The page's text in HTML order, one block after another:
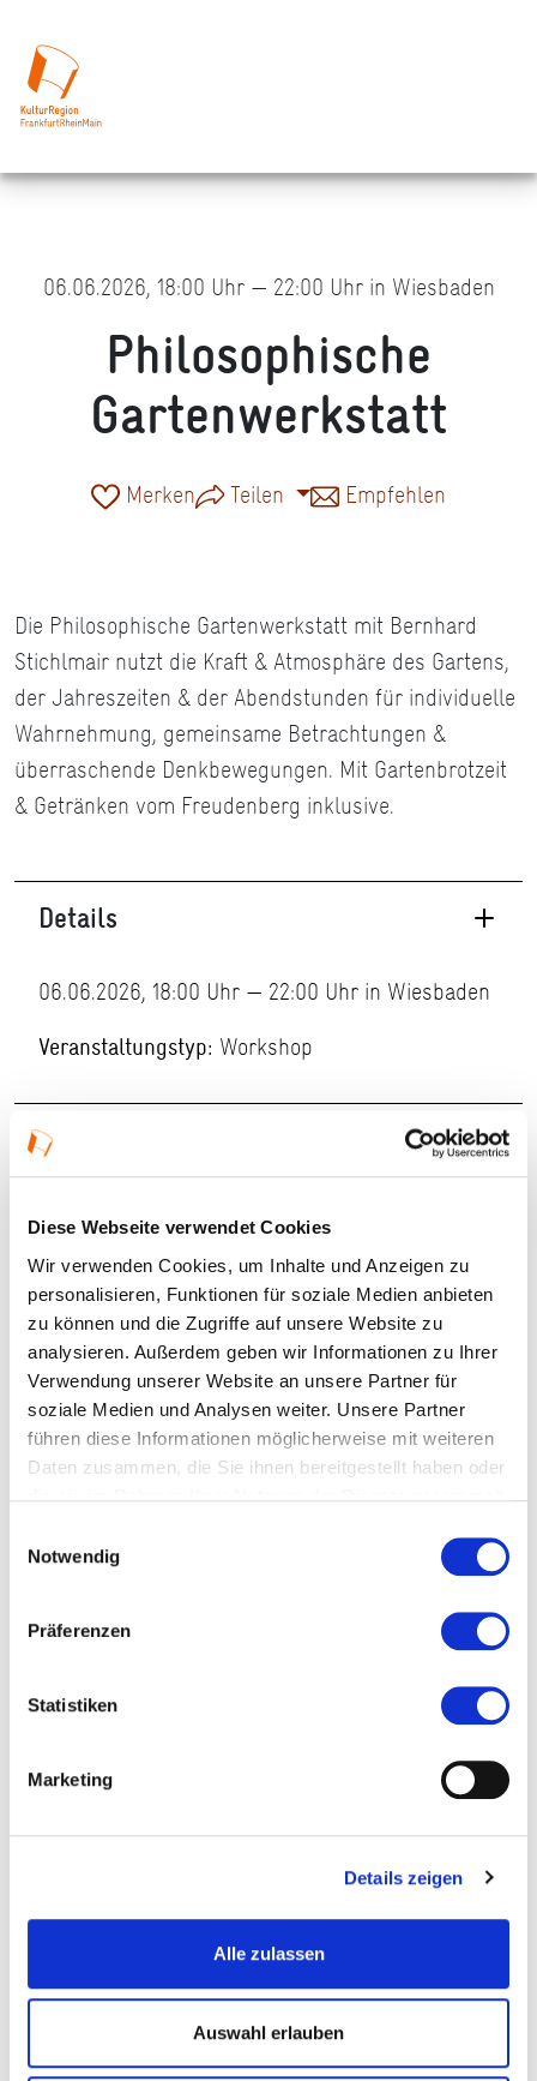
Diese Webseite verwendet Cookies
Wir verwenden Cookies, um Inhalte und Anzeigen zu
personalisieren, Funktionen für soziale Medien anbieten
zu können und die Zugriffe auf unsere Website zu
analysieren. Außerdem geben wir Informationen zu Ihrer
Verwendung unserer Website an unsere Partner für
soziale Medien und Analysen weiter. Unsere Partner
führen diese Informationen möglicherweise mit weiteren
Daten zusammen, die Sie ihnen bereitgestellt haben oder
Notwendig
Präferenzen
Statistiken
Marketing
Details zeigen
Alle zulassen
Auswahl erlauben
06.06.2026, 18:00 Uhr — 22:00 Uhr in Wiesbaden
Philosophische
Gartenwerkstatt
Merken Teilen Empfehlen
Die Philosophische Gartenwerkstatt mit Bernhard
Stichlmair nutzt die Kraft & Atmosphäre des Gartens,
der Jahreszeiten & der Abendstunden für individuelle
Wahrnehmung, gemeinsame Betrachtungen &
überraschende Denkbewegungen. Mit Gartenbrotzeit
& Getränken vom Freudenberg inklusive.
Details
06.06.2026, 18:00 Uhr — 22:00 Uhr in Wiesbaden
Veranstaltungstyp: Workshop
Kosten und Anmeldung
Ort und Anfahrt
Veranstaltet von
Schloss Freudenberg